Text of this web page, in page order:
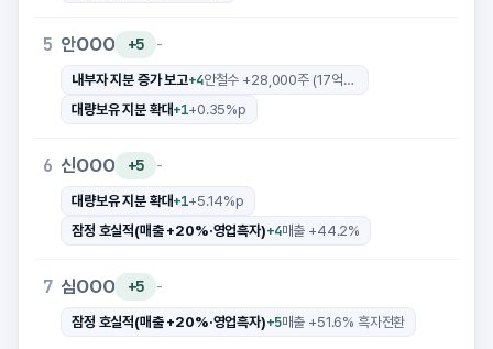
5 안OOO +5 -
내부자 지분 증가 보고+4
안철수 +28,000주 (17억원)
대량보유 지분 확대+1+0.35%p
6 신OOO +5 -
대량보유 지분 확대+1+5.14%p
잠정 호실적(매출 +20%·영업흑자)+4매출 +44.2%
7 심OOO +5 -
잠정 호실적(매출 +20%·영업흑자)+5매출 +51.6% 흑자전환